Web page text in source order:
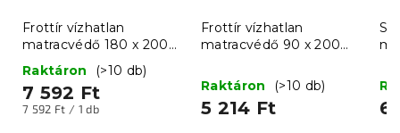
Frottír vízhatlan
matracvédő 180 x 200
cm
Raktáron (>10 db)
7 592 Ft
Egységár:
7 592 Ft / 1 db
Frottír vízhatlan
matracvédő 90 x 200
Raktáron
(>10 db)
5 214 Ft 6